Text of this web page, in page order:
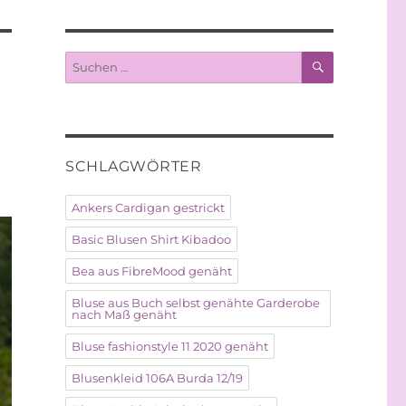
Suche
nach:
SUCHEN
SCHLAGWÖRTER
Ankers Cardigan gestrickt
Basic Blusen Shirt Kibadoo
Bea aus FibreMood genäht
Bluse aus Buch selbst genähte Garderobe
nach Maß genäht
Bluse fashionstyle 11 2020 genäht
Blusenkleid 106A Burda 12/19